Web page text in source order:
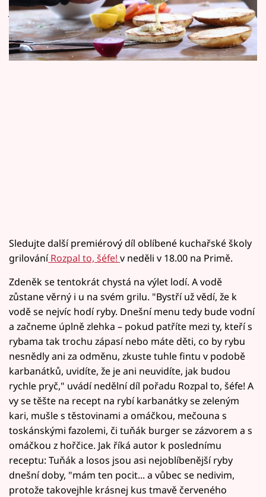
Sledujte prima+
Filmový festival Karlovy Vary
jako šéf a budete spokojeni na každém dvorku
nebo přímo u vody!
Sledujte další premiérový díl oblíbené kuchařské školy
grilování Rozpal to, šéfe! v neděli v 18.00 na Primě.
Zdeněk se tentokrát chystá na výlet lodí. A vodě
zůstane věrný i u na svém grilu. "Bystří už vědí, že k
vodě se nejvíc hodí ryby. Dnešní menu tedy bude vodní
a začneme úplně zlehka – pokud patříte mezi ty, kteří s
rybama tak trochu zápasí nebo máte děti, co by rybu
nesnědly ani za odměnu, zkuste tuhle fintu v podobě
karbanátků, uvidíte, že je ani neuvidíte, jak budou
rychle pryč," uvádí nedělní díl pořadu Rozpal to, šéfe! A
vy se těšte na recept na rybí karbanátky se zeleným
kari, mušle s těstovinami a omáčkou, mečouna s
toskánskými fazolemi, či tuňák burger se zázvorem a s
omáčkou z hořčice. Jak říká autor k poslednímu
receptu: Tuňák a losos jsou asi nejoblíbenější ryby
dnešní doby, "mám ten pocit... a vůbec se nedivim,
protože takovejhle krásnej kus tmavě červeného